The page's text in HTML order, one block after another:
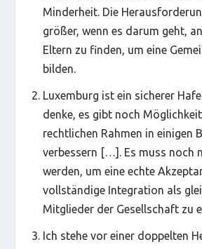
Minderheit. Die
größer, wenn es darum geht,
Eltern zu finden, um eine
bilden.
Luxemburg ist ein sicherer
denke, es gibt noch
rechtlichen Rahmen in einigen
verbessern […]. Es muss noch
werden, um eine echte
vollständige Integration als
Mitglieder der Gesellschaft zu
Ich stehe vor einer doppelten